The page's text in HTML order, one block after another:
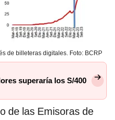
de billeteras digitales. Foto: BCRP
superaría los S/400
de las Emisoras de